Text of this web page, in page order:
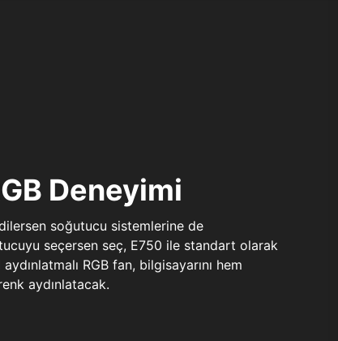
Deneyimi
dilersen soğutucu sistemlerine de
seçersen seç, E750 ile standart olarak
RGB fan, bilgisayarını hem
aydınlatacak.